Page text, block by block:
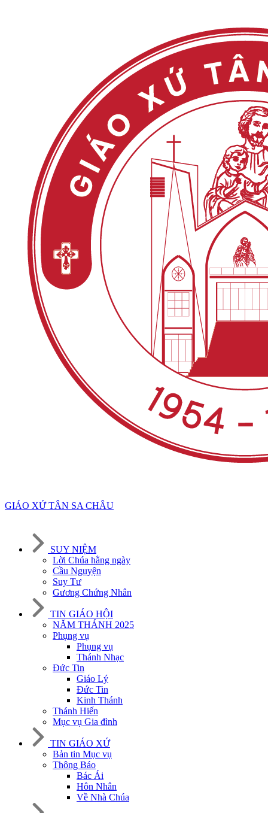
GIÁO XỨ TÂN SA CHÂU
SUY NIỆM
Lời Chúa hằng ngày
Cầu Nguyện
Suy Tư
Gương Chứng Nhân
TIN GIÁO HỘI
NĂM THÁNH 2025
Phụng vụ
Phụng vụ
Thánh Nhạc
Đức Tin
Giáo Lý
Đức Tin
Kinh Thánh
Thánh Hiến
Mục vụ Gia đình
TIN GIÁO XỨ
Bản tin Mục vụ
Thông Báo
Bác Ái
Hôn Nhân
Về Nhà Chúa